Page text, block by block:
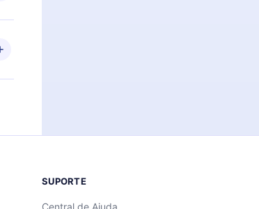
SUPORTE
Central de Ajuda